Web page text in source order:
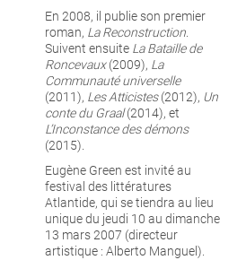
En 2008, il publie son premier
roman, La Reconstruction.
Suivent ensuite La Bataille de
Roncevaux(2009), La
Communauté universelle
(2011), Les Atticistes(2012), Un
conte du Graal(2014), et
L’Inconstance des démons
(2015).
Eugène Green est invité au
festival des littératures
Atlantide, qui se tiendra au lieu
unique du jeudi 10 au dimanche
13 mars 2007 (directeur
artistique : Alberto Manguel).